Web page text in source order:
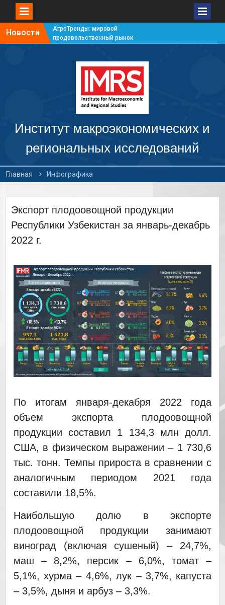
Новости
АгроТренды: мировой
продовольственный рынок
продовольственный рынок
АгроТренды: мировой
продовольственный рынок
АгроТренды: мировой
#4
Институт макроэкономических и
региональных исследований
Главная Инфографика
Экспорт плодоовощной продукции
Республики Узбекистан за январь-декабрь
2022 г.
По итогам января-декабря 2022 года
объем экспорта плодоовощной
продукции составил 1 134,3 млн долл.
США, в физическом выражении – 1 730,6
тыс. тонн. Темпы прироста в сравнении с
аналогичным периодом 2021 года
составили 18,5%.
Наибольшую долю в экспорте
плодоовощной продукции занимают
виноград (включая сушеный) – 24,7%,
маш – 8,2%, персик – 6,0%, томат –
5,1%, хурма – 4,6%, лук – 3,7%, капуста
– 3,5%, дыня и арбуз – 3,3%.